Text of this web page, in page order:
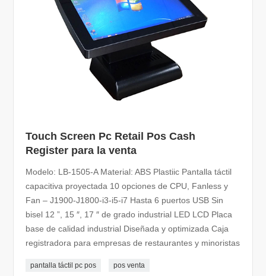
Touch Screen Pc Retail Pos Cash
Register para la venta
Modelo: LB-1505-A Material: ABS Plastiic Pantalla táctil
capacitiva proyectada 10 opciones de CPU, Fanless y
Fan – J1900-J1800-i3-i5-i7 Hasta 6 puertos USB Sin
bisel 12 ”, 15 ″, 17 ″ de grado industrial LED LCD Placa
base de calidad industrial Diseñada y optimizada Caja
registradora para empresas de restaurantes y minoristas
pantalla táctil pc pos pos venta